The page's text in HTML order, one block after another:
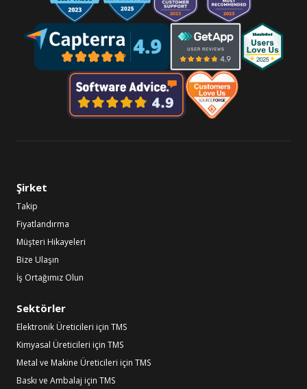
Şirket
Takip
Fiyatlandırma
Müşteri Hikayeleri
Bize Ulaşın
İş Ortağımız Olun
Sektörler
Elektronik Üreticileri için TMS
Kimyasal Üreticileri için TMS
Metal ve Makine Üreticileri için TMS
Baskı ve Ambalaj için TMS